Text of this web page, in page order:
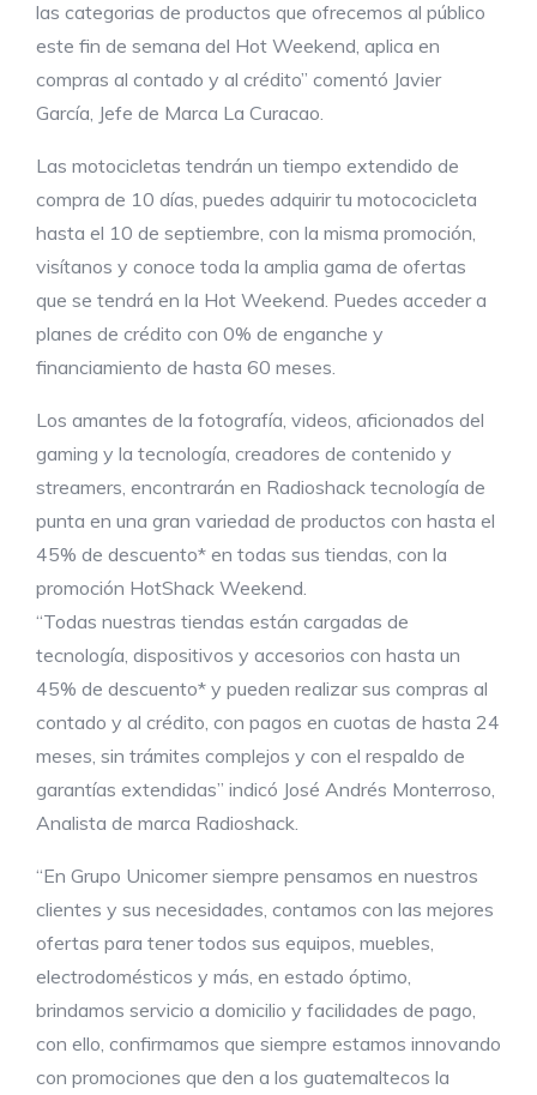
las categorias de productos que ofrecemos al público
este fin de semana del Hot Weekend, aplica en
compras al contado y al crédito” comentó Javier
García, Jefe de Marca La Curacao.
Las motocicletas tendrán un tiempo extendido de
compra de 10 días, puedes adquirir tu motococicleta
hasta el 10 de septiembre, con la misma promoción,
visítanos y conoce toda la amplia gama de ofertas
que se tendrá en la Hot Weekend. Puedes acceder a
planes de crédito con 0% de enganche y
financiamiento de hasta 60 meses.
Los amantes de la fotografía, videos, aficionados del
gaming y la tecnología, creadores de contenido y
streamers, encontrarán en Radioshack tecnología de
punta en una gran variedad de productos con hasta el
45% de descuento* en todas sus tiendas, con la
promoción HotShack Weekend.
“Todas nuestras tiendas están cargadas de
tecnología, dispositivos y accesorios con hasta un
45% de descuento* y pueden realizar sus compras al
contado y al crédito, con pagos en cuotas de hasta 24
meses, sin trámites complejos y con el respaldo de
garantías extendidas” indicó José Andrés Monterroso,
Analista de marca Radioshack.
“En Grupo Unicomer siempre pensamos en nuestros
clientes y sus necesidades, contamos con las mejores
ofertas para tener todos sus equipos, muebles,
electrodomésticos y más, en estado óptimo,
brindamos servicio a domicilio y facilidades de pago,
con ello, confirmamos que siempre estamos innovando
con promociones que den a los guatemaltecos la